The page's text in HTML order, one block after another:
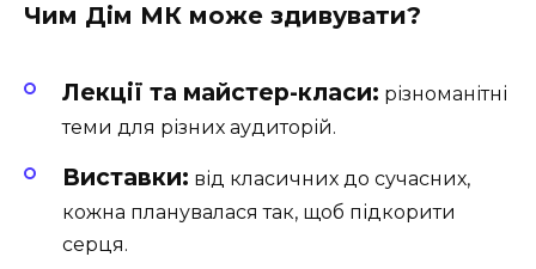
Чим Дім МК може здивувати?
Лекції та майстер-класи: різноманітні
теми для різних аудиторій.
Виставки: від класичних до сучасних,
кожна планувалася так, щоб підкорити
серця.